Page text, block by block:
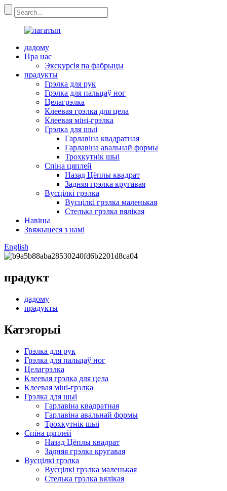
дадому
Пра нас
Экскурсія па фабрыцы
прадукты
Грэлка для рук
Грэлка для пальцаў ног
Целагрэлка
Клеевая грэлка для цела
Клеевая міні-грэлка
Грэлка для шыі
Гарлавіна квадратная
Гарлавіна авальнай формы
Трохкутнік шыі
Спіна цяплей
Назад Цёплы квадрат
Задняя грэлка кругавая
Вусцілкі грэлка
Вусцілкі грэлка маленькая
Стелька грэлка вялікая
Навіны
Звяжыцеся з намі
English
прадукт
дадому
прадукты
Катэгорыі
Грэлка для рук
Грэлка для пальцаў ног
Целагрэлка
Клеевая грэлка для цела
Клеевая міні-грэлка
Грэлка для шыі
Гарлавіна квадратная
Гарлавіна авальнай формы
Трохкутнік шыі
Спіна цяплей
Назад Цёплы квадрат
Задняя грэлка кругавая
Вусцілкі грэлка
Вусцілкі грэлка маленькая
Стелька грэлка вялікая